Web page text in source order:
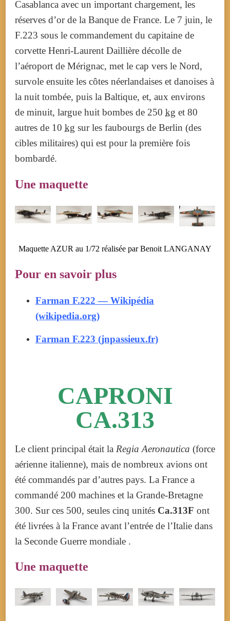
Casablanca avec un important chargement, les
réserves d’or de la Banque de France. Le 7 juin, le
F.223 sous le commandement du capitaine de
corvette Henri-Laurent Daillière décolle de
l’aéroport de Mérignac, met le cap vers le Nord,
survole ensuite les côtes néerlandaises et danoises à
la nuit tombée, puis la Baltique, et, aux environs
de minuit, largue huit bombes de 250 kg et 80
autres de 10 kg sur les faubourgs de Berlin (des
cibles militaires) qui est pour la première fois
bombardé.
Une maquette
Maquette AZUR au 1/72 réalisée par Benoit LANGANAY
Pour en savoir plus
Farman F.222 — Wikipédia
(wikipedia.org)
Farman F.223 (jnpassieux.fr)
CAPRONI
CA.313
Le client principal était la Regia Aeronautica (force
aérienne italienne), mais de nombreux avions ont
été commandés par d’autres pays. La France a
commandé 200 machines et la Grande-Bretagne
300. Sur ces 500, seules cinq unités Ca.313F ont
été livrées à la France avant l’entrée de l’Italie dans
la Seconde Guerre mondiale .
Une maquette